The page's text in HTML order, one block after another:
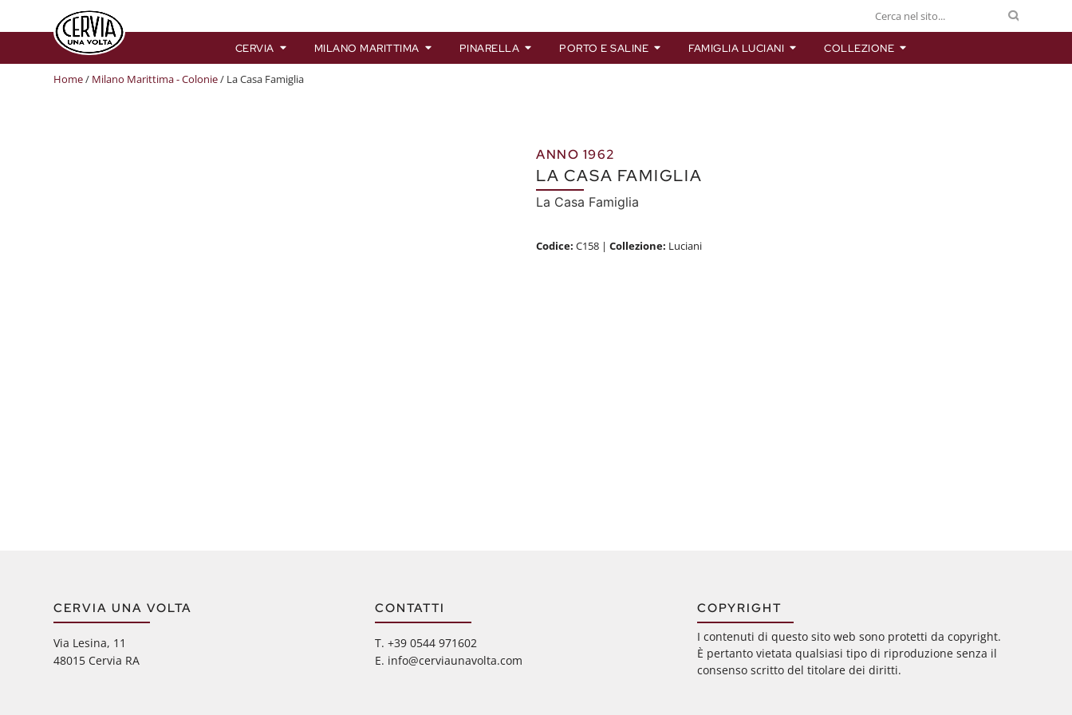
CERVIA MILANO MARITTIMA PINARELLA PORTO E SALINE FAMIGLIA LUCIANI COLLEZIONE
Home/ Milano Marittima - Colonie/ La Casa Famiglia
ANNO 1962
LA CASA FAMIGLIA
La Casa Famiglia
Codice: C158 | Collezione: Luciani
CERVIA UNA VOLTA
Via Lesina, 11
48015 Cervia RA
CONTATTI
‭T. +39 0544 971602
E. info@cerviaunavolta.com
COPYRIGHT
I contenuti di questo sito web sono protetti da copyright.
È pertanto vietata qualsiasi tipo di riproduzione senza il
consenso scritto del titolare dei diritti.